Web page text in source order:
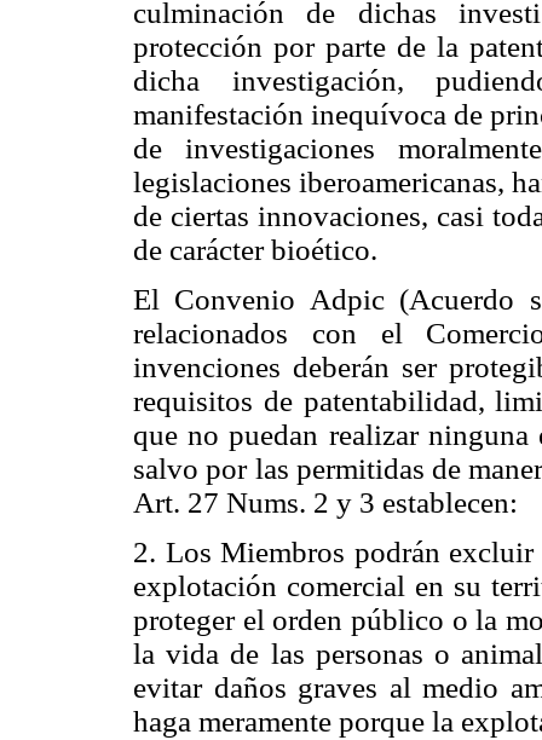
culminación de dichas
protección por parte de la
dicha investigación,
manifestación inequívoca de
de investigaciones
legislaciones iberoamericanas,
de ciertas innovaciones, casi
de carácter bioético.
El Convenio Adpic (Acuerdo
relacionados con el
invenciones deberán ser
requisitos de patentabilidad,
que no puedan realizar
salvo por las permitidas de
Art. 27 Nums. 2 y 3 establecen:
2. Los Miembros podrán
explotación comercial en su
proteger el orden público o la
la vida de las personas o
evitar daños graves al medio
haga meramente porque la